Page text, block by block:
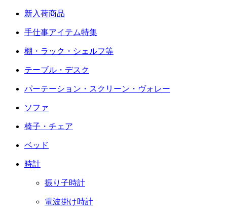
新入荷商品
手仕事アイテム特集
棚・ラック・シェルフ等
テーブル・デスク
パーテーション・スクリーン・ヴォレー
ソファ
椅子・チェア
ベッド
時計
振り子時計
電波掛け時計